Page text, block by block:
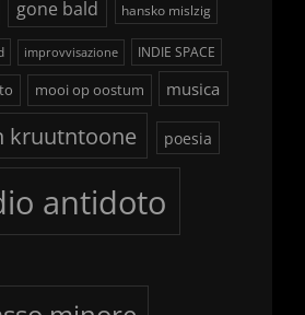
gone bald hansko mislzig
improvvisazione INDIE SPACE
mooi op oostum musica
kruutntoone poesia
antidoto